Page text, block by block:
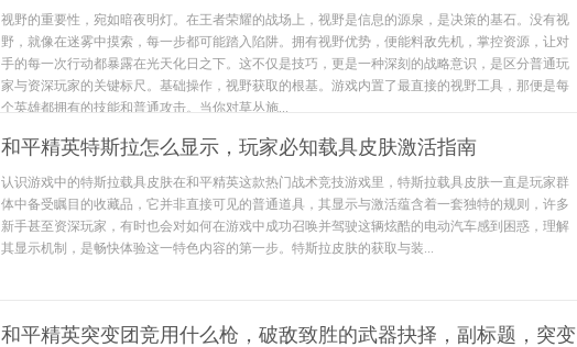
视野的重要性，宛如暗夜明灯。在王者荣耀的战场上，视野是信息的源泉，是决策的基石。没有视
野，就像在迷雾中摸索，每一步都可能踏入陷阱。拥有视野优势，便能料敌先机，掌控资源，让对
手的每一次行动都暴露在光天化日之下。这不仅是技巧，更是一种深刻的战略意识，是区分普通玩
家与资深玩家的关键标尺。基础操作，视野获取的根基。游戏内置了最直接的视野工具，那便是每
个英雄都拥有的技能和普通攻击。当你对草丛施...
和平精英特斯拉怎么显示，玩家必知载具皮肤激活指南
认识游戏中的特斯拉载具皮肤在和平精英这款热门战术竞技游戏里，特斯拉载具皮肤一直是玩家群
体中备受瞩目的收藏品，它并非直接可见的普通道具，其显示与激活蕴含着一套独特的规则，许多
新手甚至资深玩家，有时也会对如何在游戏中成功召唤并驾驶这辆炫酷的电动汽车感到困惑，理解
其显示机制，是畅快体验这一特色内容的第一步。特斯拉皮肤的获取与装...
和平精英突变团竞用什么枪，破敌致胜的武器抉择，副标题，突变